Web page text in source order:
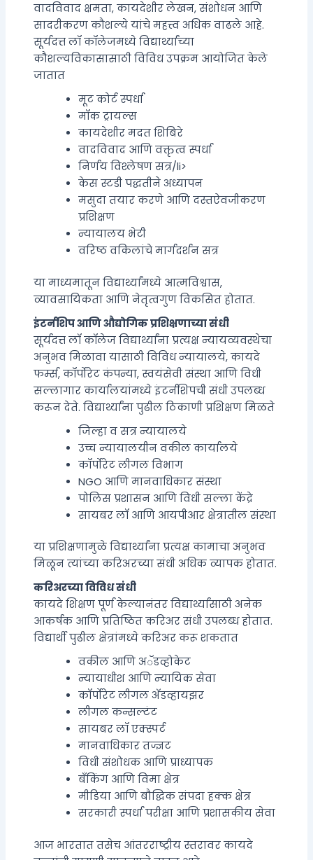
वादविवाद क्षमता, कायदेशीर लेखन, संशोधन आणि
सादरीकरण कौशल्ये यांचे महत्त्व अधिक वाढले आहे.
सूर्यदत्त लॉ कॉलेजमध्ये विद्यार्थ्यांच्या
कौशल्यविकासासाठी विविध उपक्रम आयोजित केले
जातात
मूट कोर्ट स्पर्धा
मॉक ट्रायल्स
कायदेशीर मदत शिबिरे
वादविवाद आणि वक्तृत्व स्पर्धा
निर्णय विश्लेषण सत्र/li>
केस स्टडी पद्धतीने अध्यापन
मसुदा तयार करणे आणि दस्तऐवजीकरण
प्रशिक्षण
न्यायालय भेटी
वरिष्ठ वकिलांचे मार्गदर्शन सत्र
या माध्यमातून विद्यार्थ्यांमध्ये आत्मविश्वास,
व्यावसायिकता आणि नेतृत्वगुण विकसित होतात.
इंटर्नशिप आणि औद्योगिक प्रशिक्षणाच्या संधी
सूर्यदत्त लॉ कॉलेज विद्यार्थ्यांना प्रत्यक्ष न्यायव्यवस्थेचा
अनुभव मिळावा यासाठी विविध न्यायालये, कायदे
फर्म्स, कॉर्पोरेट कंपन्या, स्वयंसेवी संस्था आणि विधी
सल्लागार कार्यालयांमध्ये इंटर्नशिपची संधी उपलब्ध
करून देते. विद्यार्थ्यांना पुढील ठिकाणी प्रशिक्षण मिळते
जिल्हा व सत्र न्यायालये
उच्च न्यायालयीन वकील कार्यालये
कॉर्पोरेट लीगल विभाग
NGO आणि मानवाधिकार संस्था
पोलिस प्रशासन आणि विधी सल्ला केंद्रे
सायबर लॉ आणि आयपीआर क्षेत्रातील संस्था
या प्रशिक्षणामुळे विद्यार्थ्यांना प्रत्यक्ष कामाचा अनुभव
मिळून त्यांच्या करिअरच्या संधी अधिक व्यापक होतात.
करिअरच्या विविध संधी
कायदे शिक्षण पूर्ण केल्यानंतर विद्यार्थ्यांसाठी अनेक
आकर्षक आणि प्रतिष्ठित करिअर संधी उपलब्ध होतात.
विद्यार्थी पुढील क्षेत्रांमध्ये करिअर करू शकतात
वकील आणि अॅडव्होकेट
न्यायाधीश आणि न्यायिक सेवा
कॉर्पोरेट लीगल अ‍ॅडव्हायझर
लीगल कन्सल्टंट
सायबर लॉ एक्स्पर्ट
मानवाधिकार तज्ज्ञट
विधी संशोधक आणि प्राध्यापक
बँकिंग आणि विमा क्षेत्र
मीडिया आणि बौद्धिक संपदा हक्क क्षेत्र
सरकारी स्पर्धा परीक्षा आणि प्रशासकीय सेवा
आज भारतात तसेच आंतरराष्ट्रीय स्तरावर कायदे